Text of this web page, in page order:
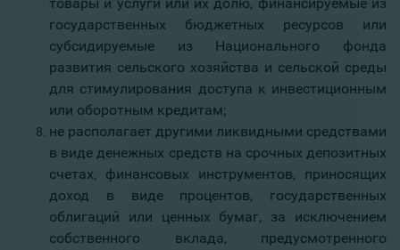
государственных бюджетных ресурсов или
субсидируемые из Национального фонда
развития сельского хозяйства и сельской среды
для стимулирования доступа к инвестиционным
или оборотным кредитам;
не располагает другими ликвидными средствами
в виде денежных средств на срочных депозитных
счетах, финансовых инструментов, приносящих
доход в виде процентов, государственных
облигаций или ценных бумаг, за исключением
собственного вклада, предусмотренного